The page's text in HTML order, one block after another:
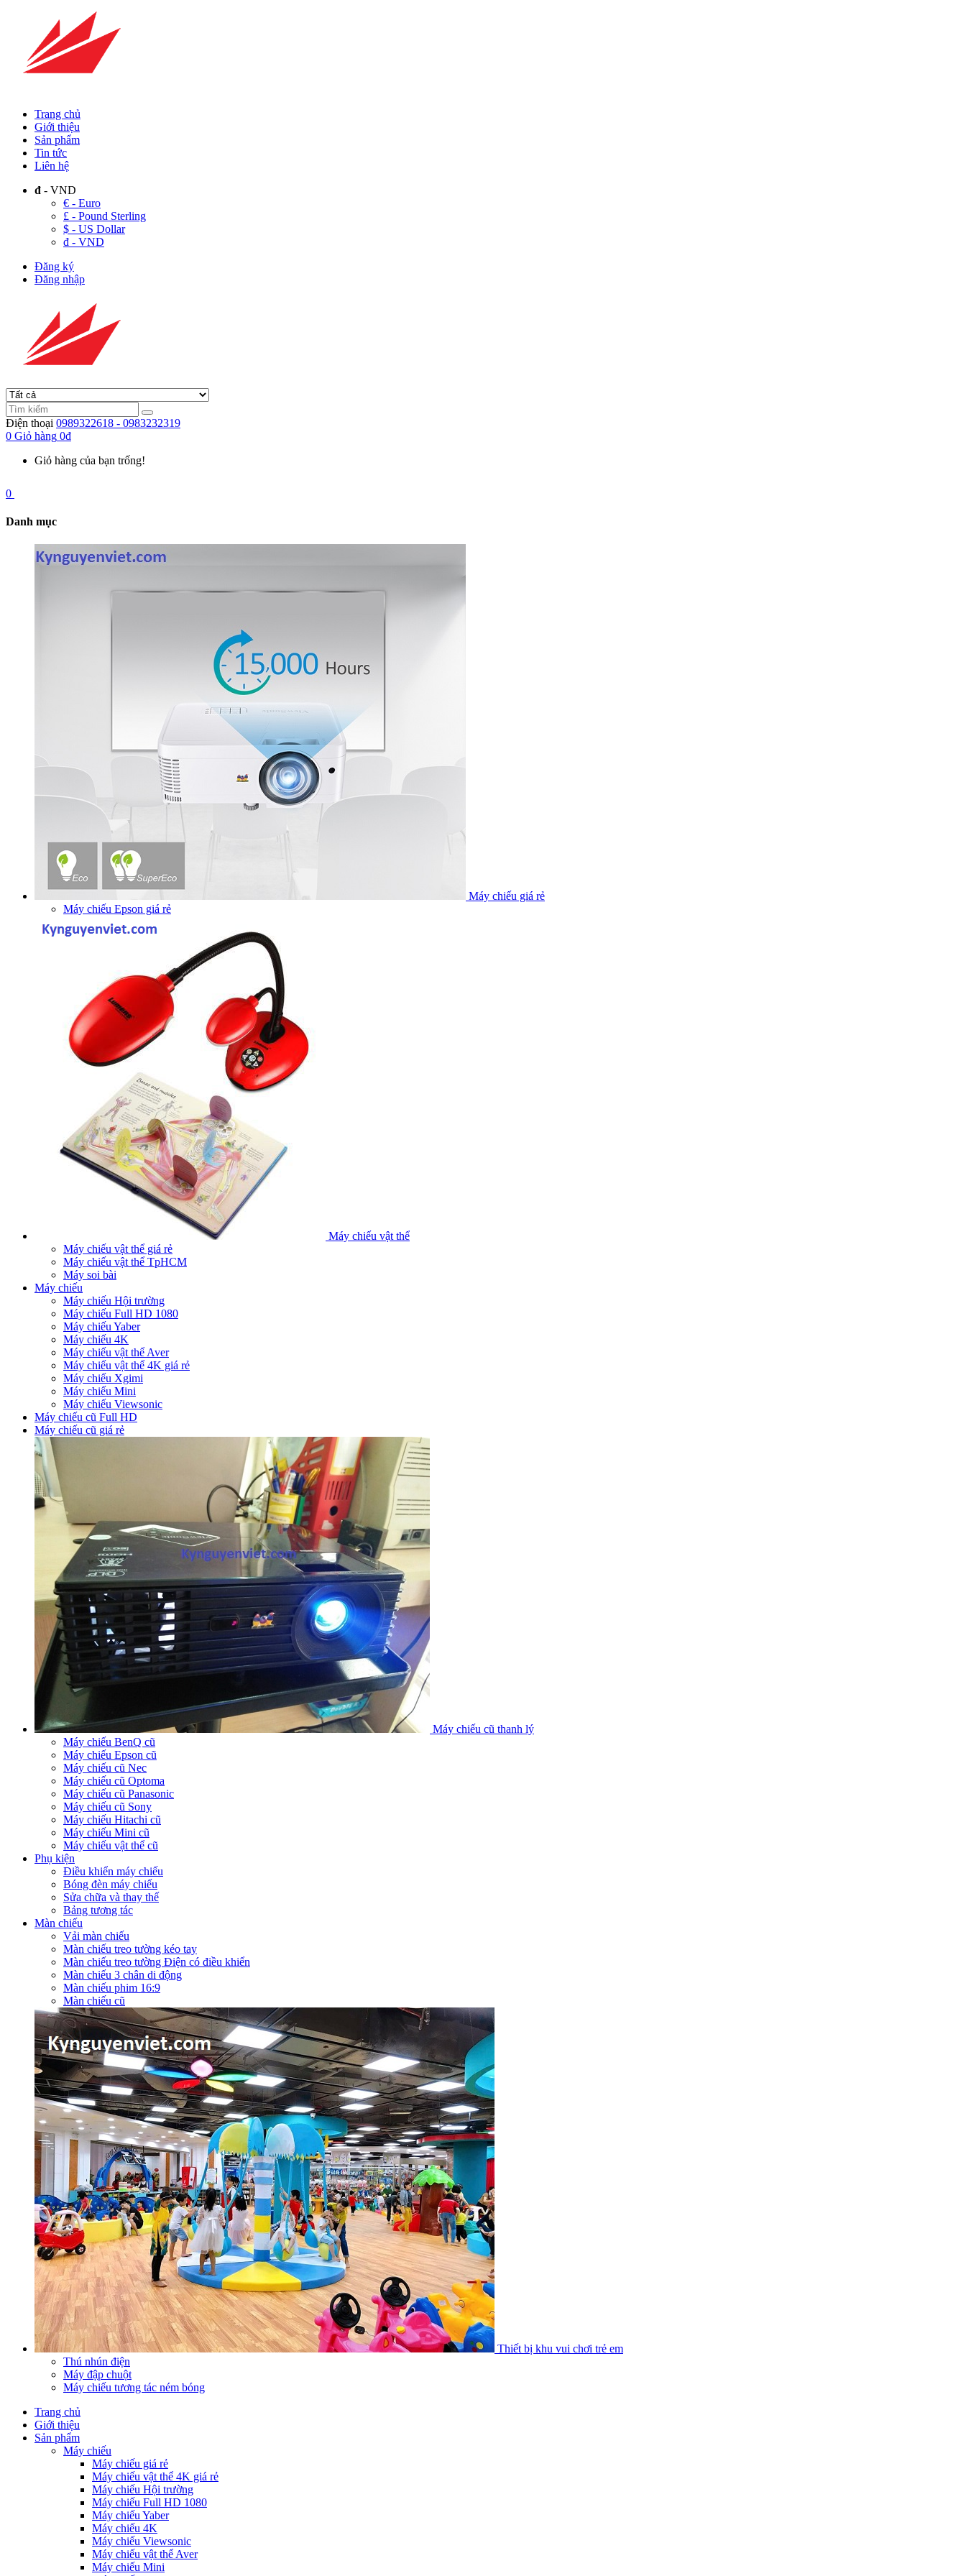
Trang chủ
Giới thiệu
Sản phẩm
Tin tức
Liên hệ
đ - VND
€ - Euro
£ - Pound Sterling
$ - US Dollar
đ - VND
Đăng ký
Đăng nhập
Điện thoại 0989322618 - 0983232319
0 Giỏ hàng 0đ
Giỏ hàng của bạn trống!
0
Danh mục
Máy chiếu giá rẻ
Máy chiếu Epson giá rẻ
Máy chiếu vật thể
Máy chiếu vật thể giá rẻ
Máy chiếu vật thể TpHCM
Máy soi bài
Máy chiếu
Máy chiếu Hội trường
Máy chiếu Full HD 1080
Máy chiếu Yaber
Máy chiếu 4K
Máy chiếu vật thể Aver
Máy chiếu vật thể 4K giá rẻ
Máy chiếu Xgimi
Máy chiếu Mini
Máy chiếu Viewsonic
Máy chiếu cũ Full HD
Máy chiếu cũ giá rẻ
Máy chiếu cũ thanh lý
Máy chiếu BenQ cũ
Máy chiếu Epson cũ
Máy chiếu cũ Nec
Máy chiếu cũ Optoma
Máy chiếu cũ Panasonic
Máy chiếu cũ Sony
Máy chiếu Hitachi cũ
Máy chiếu Mini cũ
Máy chiếu vật thể cũ
Phụ kiện
Điều khiển máy chiếu
Bóng đèn máy chiếu
Sửa chữa và thay thế
Bảng tương tác
Màn chiếu
Vải màn chiếu
Màn chiếu treo tường kéo tay
Màn chiếu treo tường Điện có điều khiển
Màn chiếu 3 chân di động
Màn chiếu phim 16:9
Màn chiếu cũ
Thiết bị khu vui chơi trẻ em
Thú nhún điện
Máy đập chuột
Máy chiếu tương tác ném bóng
Trang chủ
Giới thiệu
Sản phẩm
Máy chiếu
Máy chiếu giá rẻ
Máy chiếu vật thể 4K giá rẻ
Máy chiếu Hội trường
Máy chiếu Full HD 1080
Máy chiếu Yaber
Máy chiếu 4K
Máy chiếu Viewsonic
Máy chiếu vật thể Aver
Máy chiếu Mini